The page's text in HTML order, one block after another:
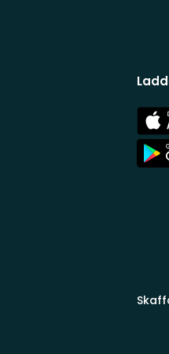
App
Store
App
Store